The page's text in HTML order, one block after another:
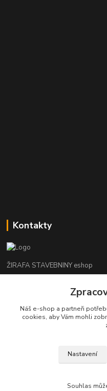
Kontakty
ŽIRAFA STAVEBNINY eshop
+420 312 685 342
kladno@zirafa-stavebniny.cz
Náš e-shop a partneři
cookies, aby Vám mohli
Nastavení
Souhlas